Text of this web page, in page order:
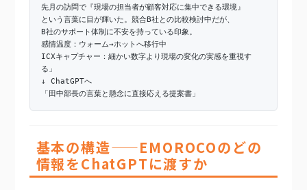
先月の訪問で『現場の担当者が顧客対応に集中できる環境』
という言葉に目が輝いた。競合B社との比較検討中だが、
B社のサポート体制に不安を持っている印象。
感情温度：ウォーム→ホットへ移行中
ICXキャプチャー：細かい数字より現場の変化の実感を重視す
る」
↓ ChatGPTへ
「田中部長の言葉と懸念に直接応える提案書」
基本の構造——EMOROCOのどの
情報をChatGPTに渡すか